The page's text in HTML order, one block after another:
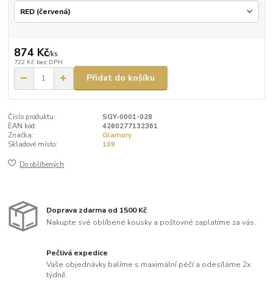
874 Kč/ks
722 Kč bez DPH
Přidat do košíku
Číslo produktu:
SGY-0001-028
EAN kód:
4260277132361
Značka:
Glamory
Skladové místo:
109
Do oblíbených
Doprava zdarma od 1500 Kč
Nakupte své oblíbené kousky a poštovné zaplatíme za vás.
Pečlivá expedice
Vaše objednávky balíme s maximální péčí a odesíláme 2x
týdně.